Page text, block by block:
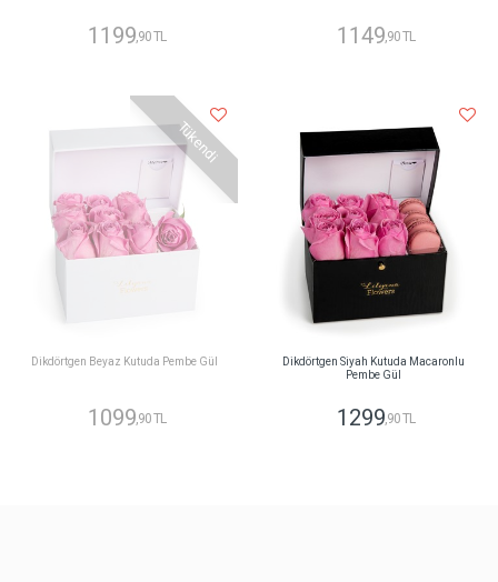
1199 ,90 TL 1149 ,90 TL
Tükendi
Dikdörtgen Beyaz Kutuda Pembe Gül
1099,90 TL
Dikdörtgen Siyah Kutuda Macaronlu
Pembe Gül
1299,90 TL